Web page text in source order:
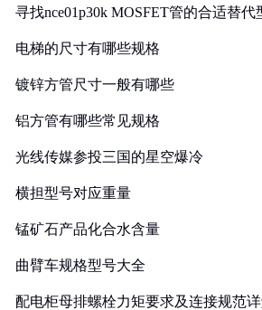
寻找nce01p30k MOSFET管的合适替代
电梯的尺寸有哪些规格
镀锌方管尺寸一般有哪些
铝方管有哪些常见规格
光线传媒参投三国的星空爆冷
横担型号对应重量
锰矿石产品化合水含量
曲臂车规格型号大全
配电柜母排螺栓力矩要求及连接规范